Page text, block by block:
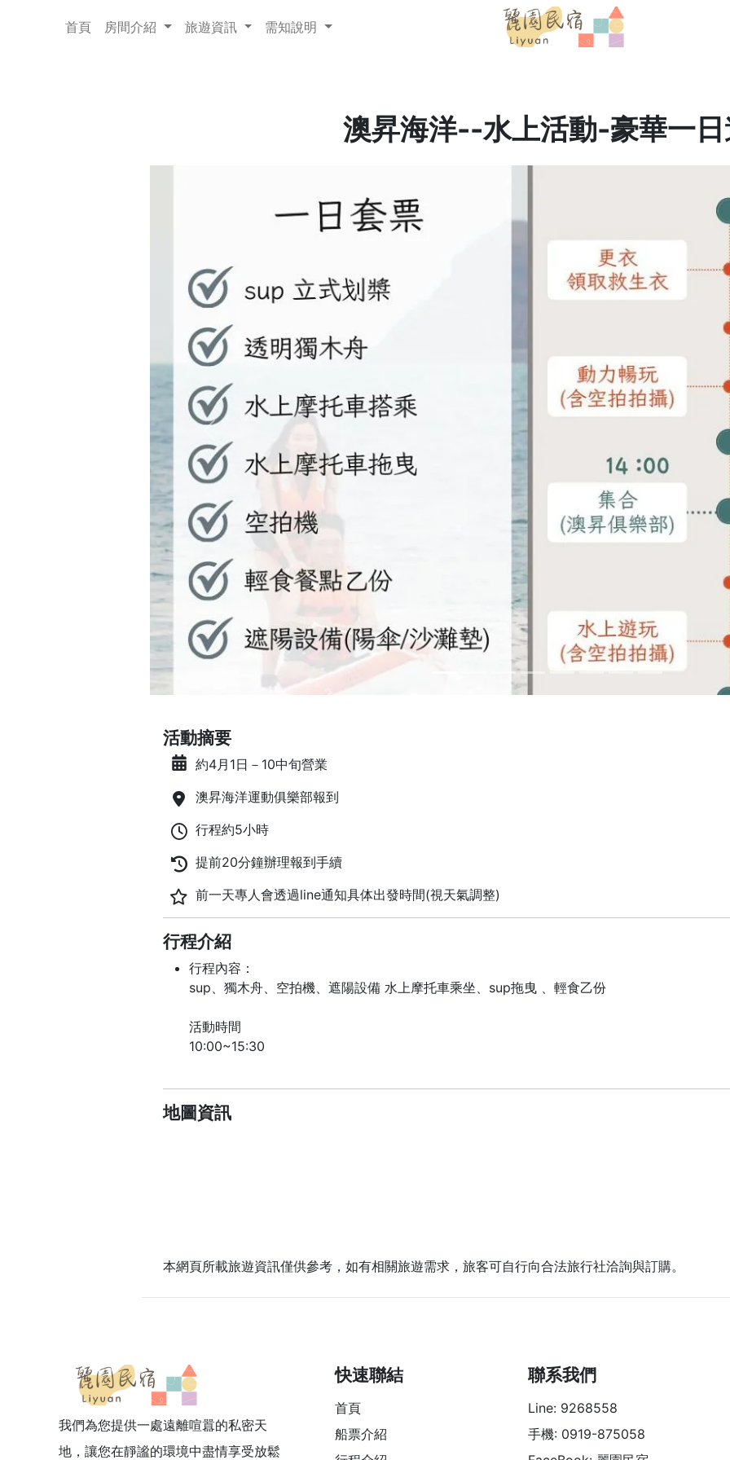
首頁
房間介紹 旅遊資訊 需知說明
澳昇海洋--水上活動-豪華一日
Previous
活動摘要
約4月1日－10中旬營業
澳昇海洋運動俱樂部報到
行程約5小時
提前20分鐘辦理報到手續
前一天專人會透過line通知具体出發時間(視天氣調整)
行程介紹
行程內容：
sup、獨木舟、空拍機、遮陽設備 水上摩托車乘坐、sup拖曳 、輕食乙份
活動時間
10:00~15:30
地圖資訊
本網頁所載旅遊資訊僅供參考，如有相關旅遊需求，旅客可自行向合法旅行社洽詢與訂購。
我們為您提供一處遠離喧囂的私密天
地，讓您在靜謐的環境中盡情享受放鬆
快速聯結
首頁
船票介紹
聯系我們
Line: 9268558
手機: 0919-875058